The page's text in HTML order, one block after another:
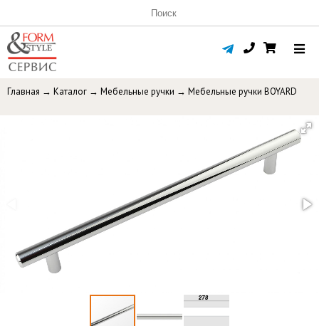
Главная → Каталог → Мебельные ручки → Мебельные ручки BOYARD